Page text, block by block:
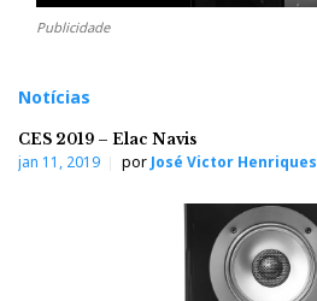
Publicidade
Notícias
CES 2019 – Elac Navis
jan 11, 2019 por José Victor Henriques